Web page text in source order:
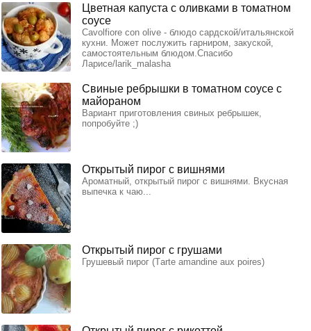
Цветная капуста с оливками в томатном
соусе
Cavolfiore con olive - блюдо сардской/итальянской
кухни. Может послужить гарниром, закуской,
самостоятельным блюдом.Спасибо
Ларисе/larik_malasha
Свиные ребрышки в томатном соусе с
майораном
Вариант приготовления свиных ребрышек,
попробуйте ;)
Открытый пирог с вишнями
Ароматный, открытый пирог с вишнями. Вкусная
выпечка к чаю...
Открытый пирог с грушами
Грушевый пирог (Тarte amandine aux poires)